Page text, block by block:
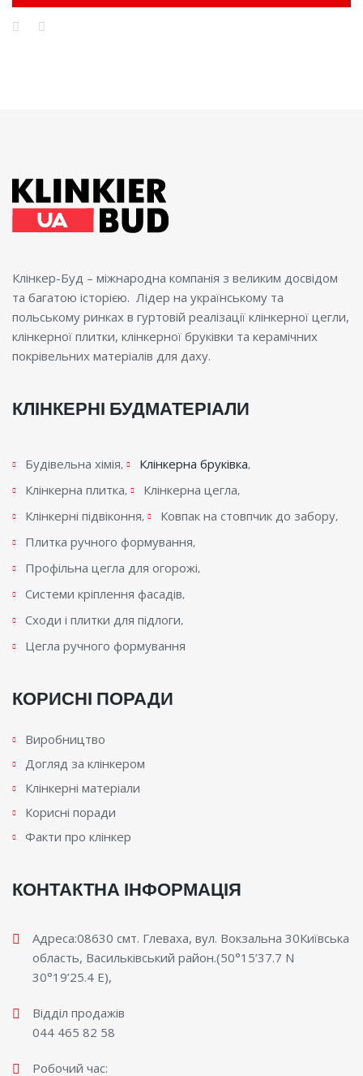
Клінкер-Буд – міжнародна компанія з великим досвідом
та багатою історією. Лідер на українському та
польському ринках в гуртовій реалізації клінкерної цегли,
клінкерної плитки, клінкерної бруківки та керамічних
покрівельних матеріалів для даху.
КЛІНКЕРНІ БУДМАТЕРІАЛИ
Будівельна хімія
Клінкерна бруківка
Клінкерна плитка
Клінкерна цегла
Клінкерні підвіконня
Ковпак на стовпчик до забору
Плитка ручного формування
Профільна цегла для огорожі
Системи кріплення фасадів
Сходи і плитки для підлоги
Цегла ручного формування
КОРИСНІ ПОРАДИ
Виробництво
Догляд за клінкером
Клінкерні матеріали
Корисні поради
Факти про клінкер
КОНТАКТНА ІНФОРМАЦІЯ
Адреса:08630 смт. Глеваха, вул. Вокзальна 30Київська
область, Васильківський район.(50°15’37.7 N
30°19’25.4 E),
Відділ продажів
044 465 82 58
Робочий час: